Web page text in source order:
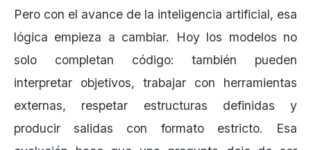
Pero con el avance de la inteligencia artificial, esa
lógica empieza a cambiar. Hoy los modelos no
solo completan código: también pueden
interpretar objetivos, trabajar con herramientas
externas, respetar estructuras definidas y
producir salidas con formato estricto. Esa